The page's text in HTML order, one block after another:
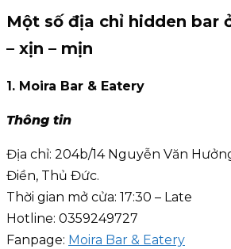
Một số địa chỉ hidden bar
– xịn – mịn
1. Moira Bar & Eatery
Thông tin
Địa chỉ: 204b/14 Nguyễn Văn
Điền, Thủ Đức.
Thời gian mở cửa: 17:30 – Late
Hotline: 0359249727
Fanpage: Moira Bar & Eatery